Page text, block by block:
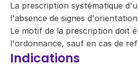
La prescription systématique
l'absence de signes
Le motif de la prescription doit
l'ordonnance, sauf en cas de
Indications